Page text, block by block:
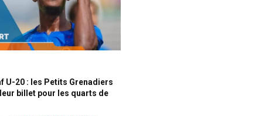
U-20 : les Petits Grenadiers
billet pour les quarts de